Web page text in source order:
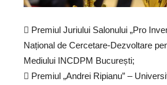
 Premiul Juriului Salonului „Pro
Național de Cercetare-Dezvoltare
Mediului INCDPM București;
 Premiul „Andrei Ripianu” –